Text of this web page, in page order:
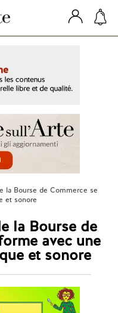
la Bourse de Commerce se
et sonore
la Bourse de
avec une
et sonore